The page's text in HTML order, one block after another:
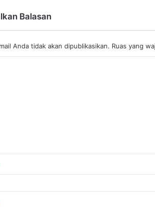
Balasan
Anda tidak akan dipublikasikan. Ruas yang